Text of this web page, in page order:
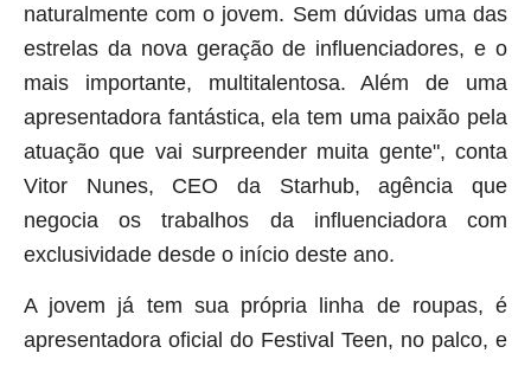
naturalmente com o jovem. Sem dúvidas uma das
estrelas da nova geração de influenciadores, e o
mais importante, multitalentosa. Além de uma
apresentadora fantástica, ela tem uma paixão pela
atuação que vai surpreender muita gente", conta
Vitor Nunes, CEO da Starhub, agência que
negocia os trabalhos da influenciadora com
exclusividade desde o início deste ano.
A jovem já tem sua própria linha de roupas, é
apresentadora oficial do Festival Teen, no palco, e